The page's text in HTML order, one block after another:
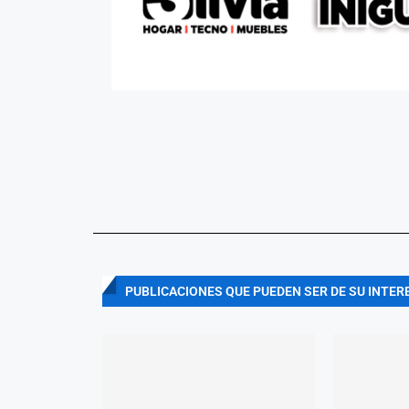
PUBLICACIONES QUE PUEDEN SER DE SU